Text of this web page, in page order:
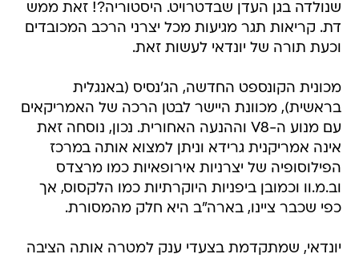
שנולדה בגן העדן שבדטרויט. היסטוריה?! זאת ממש
דת. קריאות תגר מגיעות מכל יצרני הרכב המכובדים
וכעת תורה של יונדאי לעשות זאת.
מכונית הקונספט החדשה, הג'נסיס (באנגלית 
בראשית), מכוונת היישר לבטן הרכה של האמריקאים
עם מנוע ה-V8 וההנעה האחורית. נכון, נוסחה זאת
אינה אמריקנית גרידא וניתן למצוא אותה במרכז
הפילוסופיה של יצרניות אירופאיות כמו מרצדס
וב.מ.וו וכמובן ביפניות היוקרתיות כמו הלקסוס, אך
כפי שכבר ציינו, בארה"ב היא חלק מהמסורת.
יונדאי, שמתקדמת בצעדי ענק למטרה אותה הציבה